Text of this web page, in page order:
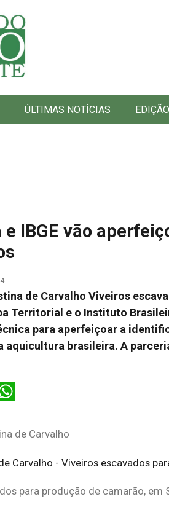
ÚLTIMAS NOTÍCIAS
e IBGE vão
de Carvalho Viveiros
Territorial e o Instituto
para aperfeiçoar a
aquicultura brasileira. A
de Carvalho
para produção de camarão, em